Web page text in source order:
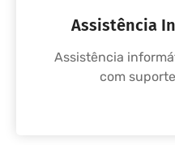
Assistência
Assistência
com